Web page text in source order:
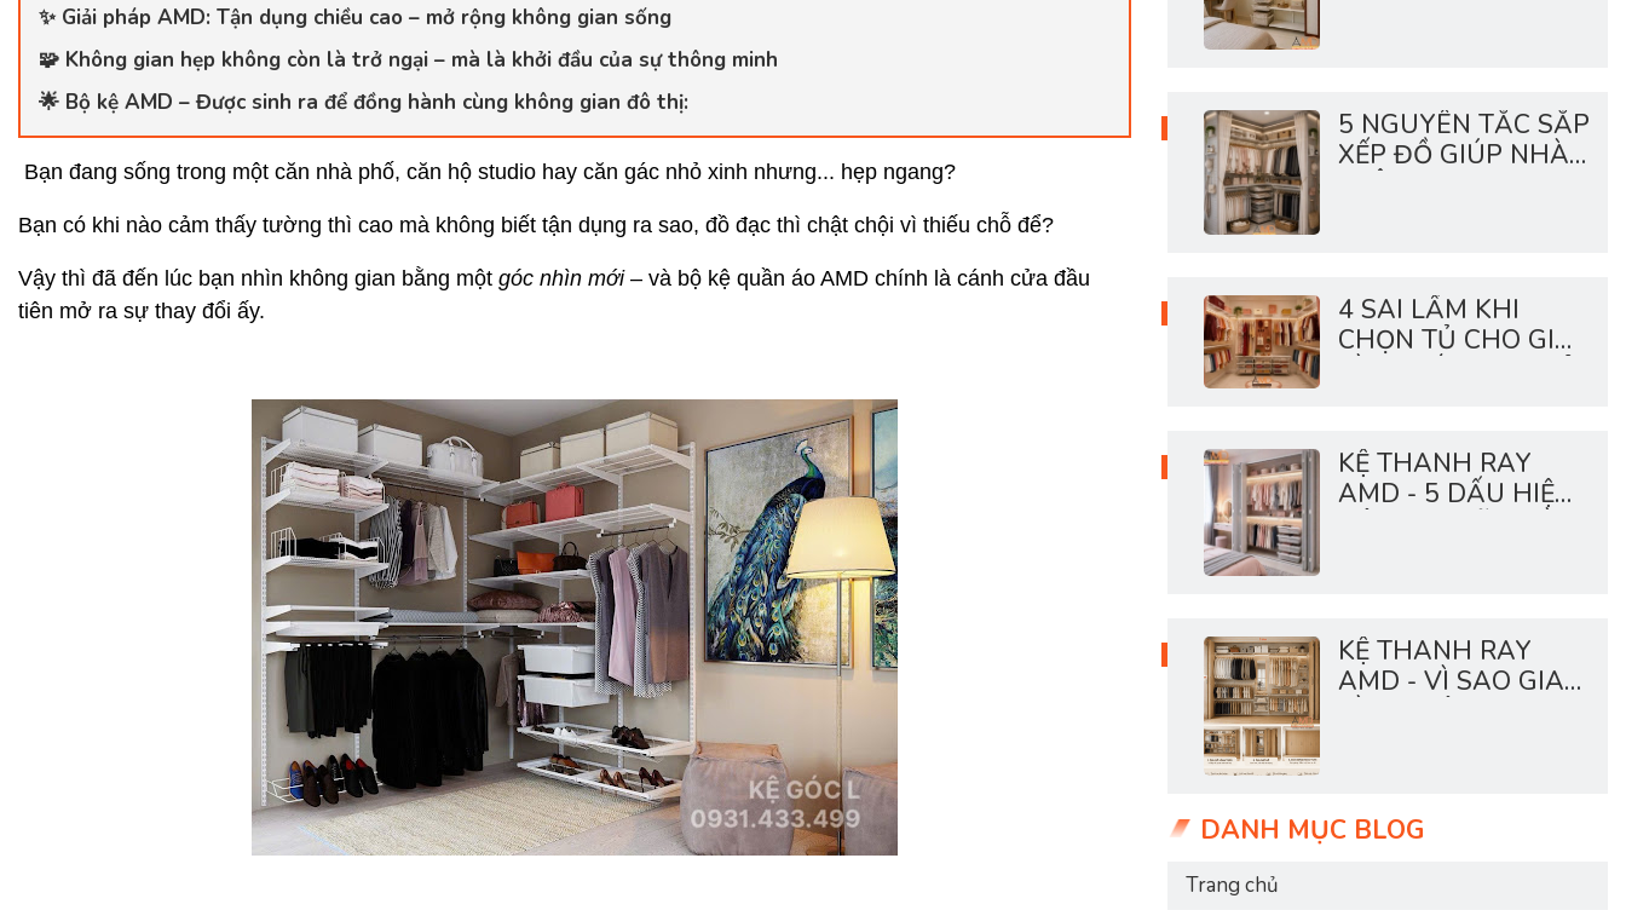
✨ Giải pháp AMD: Tận dụng chiều cao – mở rộng không gian sống
🧩 Không gian hẹp không còn là trở ngại – mà là khởi đầu của sự thông minh
🌟 Bộ kệ AMD – Được sinh ra để đồng hành cùng không gian đô thị:
Bạn đang sống trong một căn nhà phố, căn hộ studio hay căn gác nhỏ xinh nhưng... hẹp ngang?
Bạn có khi nào cảm thấy tường thì cao mà không biết tận dụng ra sao, đồ đạc thì chật chội vì thiếu chỗ để?
Vậy thì đã đến lúc bạn nhìn không gian bằng một góc nhìn mới– và bộ kệ quần áo AMD chính là cánh cửa đầu
tiên mở ra sự thay đổi ấy.
5 NGUYÊN TẮC SẮP
XẾP ĐỒ GIÚP NHÀ
4 SAI LẦM KHI
CHỌN TỦ CHO GIA
KỆ THANH RAY
AMD - 5 DẤU HIỆU
KỆ THANH RAY
AMD - VÌ SAO GIA
DANH MỤC BLOG
Trang chủ